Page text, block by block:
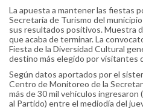
La apuesta a mantener las fiestas
Secretaría de Turismo del
sus resultados positivos. Muestra
que acaba de terminar. La
Fiesta de la Diversidad Cultural
destino más elegido por visitantes
Según datos aportados por el
Centro de Monitoreo de la
más de 30 mil vehículos
al Partido) entre el mediodía del